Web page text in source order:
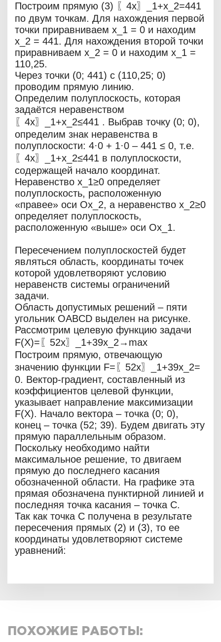
ПОХОЖИЕ РАБОТЫ:
Построим прямую (3) 〖4x〗_1+x_2=441
по двум точкам. Для нахождения первой
точки приравниваем x_1 = 0 и находим
x_2 = 441. Для нахождения второй точки
приравниваем x_2 = 0 и находим x_1 =
110,25.
Через точки (0; 441) с (110,25; 0)
проводим прямую линию.
Определим полуплоскость, которая
задаётся неравенством
〖4x〗_1+x_2≤441 . Выбрав точку (0; 0),
определим знак неравенства в
полуплоскости: 4·0 + 1·0 – 441 ≤ 0, т.е.
〖4x〗_1+x_2≤441 в полуплоскости,
содержащей начало координат.
Неравенство x_1≥0 определяет
полуплоскость, расположенную
«правее» оси Ox_2, а неравенство x_2≥0
определяет полуплоскость,
расположенную «выше» оси Ox_1.
Пересечением полуплоскостей будет
являться область, координаты точек
которой удовлетворяют условию
неравенств системы ограничений
задачи.
Область допустимых решений – пяти
угольник OABCD выделен на рисунке.
Рассмотрим целевую функцию задачи
F(X)=〖52x〗_1+39x_2→max
Построим прямую, отвечающую
значению функции F=〖52x〗_1+39x_2=
0. Вектор-градиент, составленный из
коэффициентов целевой функции,
указывает направление максимизации
F(X). Начало вектора – точка (0; 0),
конец – точка (52; 39). Будем двигать эту
прямую параллельным образом.
Поскольку необходимо найти
максимальное решение, то двигаем
прямую до последнего касания
обозначенной области. На графике эта
прямая обозначена пунктирной линией и
последняя точка касания – точка C.
Так как точка C получена в результате
пересечения прямых (2) и (3), то ее
координаты удовлетворяют системе
уравнений: